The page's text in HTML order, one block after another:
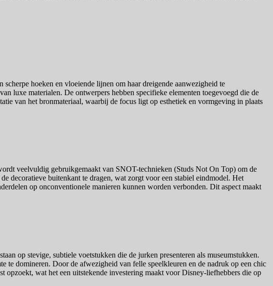
hoeken en vloeiende lijnen om haar dreigende aanwezigheid te
luxe materialen. De ontwerpers hebben specifieke elementen toegevoegd die de
van het bronmateriaal, waarbij de focus ligt op esthetiek en vormgeving in plaats
veelvuldig gebruikgemaakt van SNOT-technieken (Studs Not On Top) om de
decoratieve buitenkant te dragen, wat zorgt voor een stabiel eindmodel. Het
op onconventionele manieren kunnen worden verbonden. Dit aspect maakt
op stevige, subtiele voetstukken die de jurken presenteren als museumstukken.
te domineren. Door de afwezigheid van felle speelkleuren en de nadruk op een chic
opzoekt, wat het een uitstekende investering maakt voor Disney-liefhebbers die op